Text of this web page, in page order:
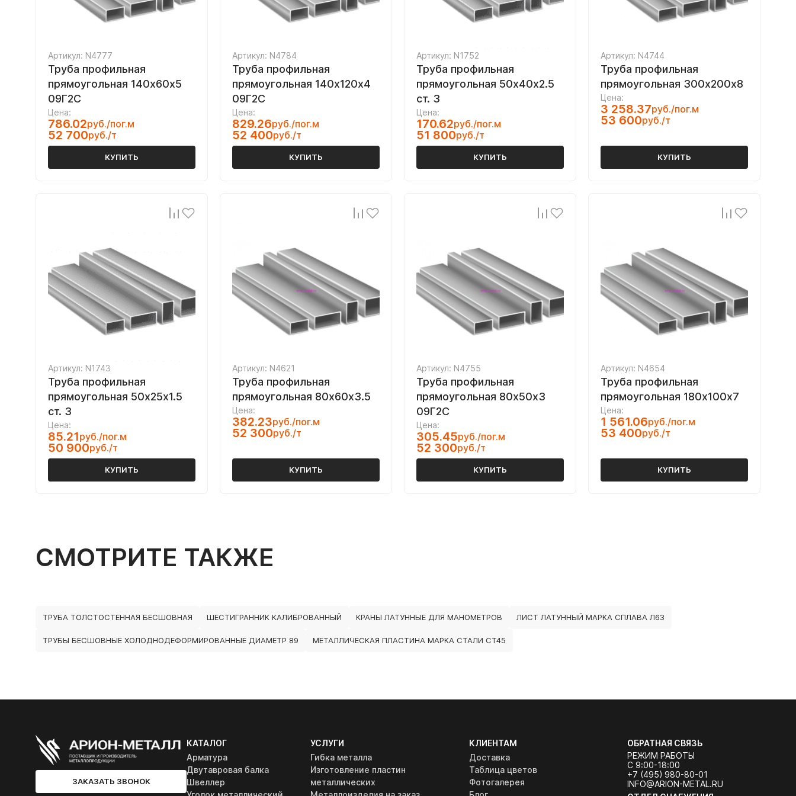
Артикул: N4777
Труба профильная
прямоугольная 140х60х5
09Г2С
Цена:
786.02руб./пог.м
52 700руб./т
КУПИТЬ
Артикул: N4784
Труба профильная
прямоугольная 140х120х4
09Г2С
Цена:
829.26руб./пог.м
52 400руб./т
КУПИТЬ
Артикул: N1752
Труба профильная
прямоугольная 50х40х2.5
ст. 3
Цена:
170.62руб./пог.м
51 800руб./т
КУПИТЬ
Артикул: N4744
Труба профильная
прямоугольная 300х200х8
Цена:
3 258.37руб./пог.м
53 600руб./т
КУПИТЬ
Артикул: N1743
Труба профильная
прямоугольная 50х25х1.5
ст. 3
Цена:
85.21руб./пог.м
50 900руб./т
КУПИТЬ
Артикул: N4621
Труба профильная
прямоугольная 80х60х3.5
Цена:
382.23руб./пог.м
52 300руб./т
КУПИТЬ
Артикул: N4755
Труба профильная
прямоугольная 80х50х3
09Г2С
Цена:
305.45руб./пог.м
52 300руб./т
КУПИТЬ
Артикул: N4654
Труба профильная
прямоугольная 180х100х7
Цена:
1 561.06руб./пог.м
53 400руб./т
КУПИТЬ
СМОТРИТЕ ТАКЖЕ
ТРУБА ТОЛСТОСТЕННАЯ БЕСШОВНАЯ ШЕСТИГРАННИК КАЛИБРОВАННЫЙ КРАНЫ ЛАТУННЫЕ ДЛЯ МАНОМЕТРОВ ЛИСТ ЛАТУННЫЙ МАРКА СПЛАВА Л63
ТРУБЫ БЕСШОВНЫЕ ХОЛОДНОДЕФОРМИРОВАННЫЕ ДИАМЕТР 89 МЕТАЛЛИЧЕСКАЯ ПЛАСТИНА МАРКА СТАЛИ СТ45
ЗАКАЗАТЬ ЗВОНОК
КАТАЛОГ
Арматура
Двутавровая балка
Швеллер
УСЛУГИ
Гибка металла
Изготовление пластин
металлических
КЛИЕНТАМ
Доставка
Таблица цветов
Фотогалерея
ОБРАТНАЯ СВЯЗЬ
РЕЖИМ РАБОТЫ
С 9:00-18:00
+7 (495) 980-80-01
INFO@ARION-METAL.RU